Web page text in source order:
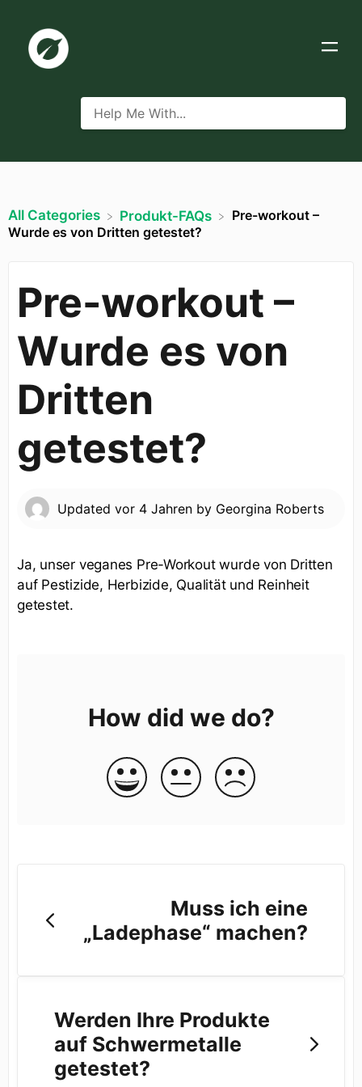
All Categories ​Produkt-FAQs
Pre-workout –
Wurde es von Dritten getestet?
Pre-workout –
Wurde es von
Dritten
getestet?
Updated vor 4 Jahren by Georgina Roberts
Ja, unser veganes Pre-Workout wurde von Dritten
auf Pestizide, Herbizide, Qualität und Reinheit
getestet.
How did we do?
Muss ich eine
„Ladephase“ machen?
Werden Ihre Produkte
auf Schwermetalle
getestet?